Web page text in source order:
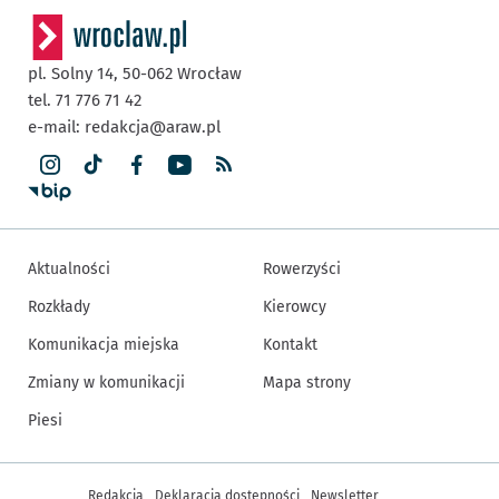
pl. Solny 14, 50-062 Wrocław
tel. 71 776 71 42
e-mail: redakcja@araw.pl
Aktualności
Rozkłady
Komunikacja miejska
Zmiany w komunikacji
Piesi
Rowerzyści
Kierowcy
Kontakt
Mapa strony
Inne informacje
Redakcja Deklaracja dostępności Newsletter